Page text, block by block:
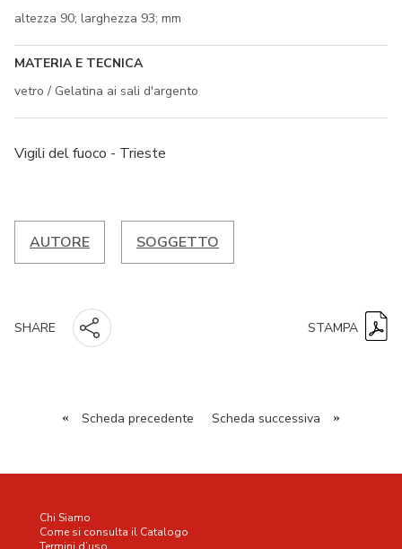
altezza 90; larghezza 93; mm
MATERIA E TECNICA
vetro / Gelatina ai sali d'argento
Vigili del fuoco - Trieste
AUTORE SOGGETTO
SHARE STAMPA
« Scheda precedente Scheda successiva »
Chi Siamo
Come si consulta il Catalogo